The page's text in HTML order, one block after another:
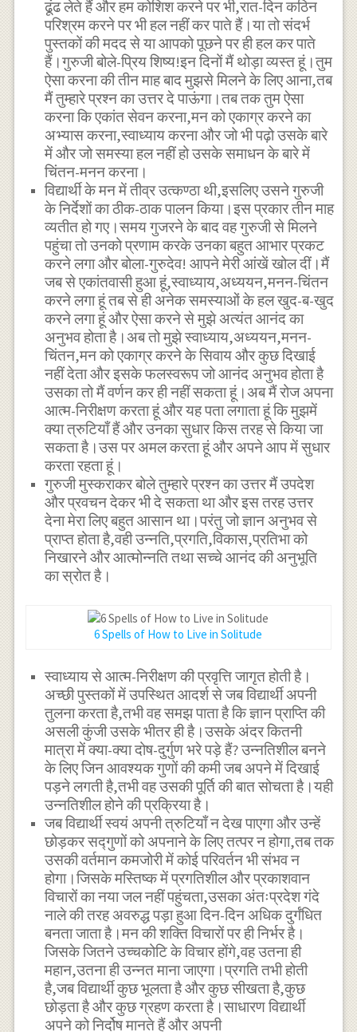
ढूंढ लेते हैं और हम कोशिश करने पर भी,रात-दिन कठिन
परिश्रम करने पर भी हल नहीं कर पाते हैं।या तो संदर्भ
पुस्तकों की मदद से या आपको पूछने पर ही हल कर पाते
हैं।गुरुजी बोले-प्रिय शिष्य!इन दिनों मैं थोड़ा व्यस्त हूं।तुम
ऐसा करना की तीन माह बाद मुझसे मिलने के लिए आना,तब
मैं तुम्हारे प्रश्न का उत्तर दे पाऊंगा।तब तक तुम ऐसा
करना कि एकांत सेवन करना,मन को एकाग्र करने का
अभ्यास करना,स्वाध्याय करना और जो भी पढ़ो उसके बारे
में और जो समस्या हल नहीं हो उसके समाधन के बारे में
चिंतन-मनन करना।
विद्यार्थी के मन में तीव्र उत्कण्ठा थी,इसलिए उसने गुरुजी
के निर्देशों का ठीक-ठाक पालन किया।इस प्रकार तीन माह
व्यतीत हो गए।समय गुजरने के बाद वह गुरुजी से मिलने
पहुंचा तो उनको प्रणाम करके उनका बहुत आभार प्रकट
करने लगा और बोला-गुरुदेव! आपने मेरी आंखें खोल दीं।मैं
जब से एकांतवासी हुआ हूं,स्वाध्याय,अध्ययन,मनन-चिंतन
करने लगा हूं तब से ही अनेक समस्याओं के हल खुद-ब-खुद
करने लगा हूं और ऐसा करने से मुझे अत्यंत आनंद का
अनुभव होता है।अब तो मुझे स्वाध्याय,अध्ययन,मनन-
चिंतन,मन को एकाग्र करने के सिवाय और कुछ दिखाई
नहीं देता और इसके फलस्वरूप जो आनंद अनुभव होता है
उसका तो मैं वर्णन कर ही नहीं सकता हूं।अब मैं रोज अपना
आत्म-निरीक्षण करता हूं और यह पता लगाता हूं कि मुझमें
क्या त्रुटियाँ हैं और उनका सुधार किस तरह से किया जा
सकता है।उस पर अमल करता हूं और अपने आप में सुधार
करता रहता हूं।
गुरुजी मुस्कराकर बोले तुम्हारे प्रश्न का उत्तर मैं उपदेश
और प्रवचन देकर भी दे सकता था और इस तरह उत्तर
देना मेरा लिए बहुत आसान था।परंतु जो ज्ञान अनुभव से
प्राप्त होता है,वही उन्नति,प्रगति,विकास,प्रतिभा को
निखारने और आत्मोन्नति तथा सच्चे आनंद की अनुभूति
का स्रोत है।
6 Spells of How to Live in Solitude
स्वाध्याय से आत्म-निरीक्षण की प्रवृत्ति जागृत होती है।
अच्छी पुस्तकों में उपस्थित आदर्श से जब विद्यार्थी अपनी
तुलना करता है,तभी वह समझ पाता है कि ज्ञान प्राप्ति की
असली कुंजी उसके भीतर ही है।उसके अंदर कितनी
मात्रा में क्या-क्या दोष-दुर्गुण भरे पड़े हैं? उन्नतिशील बनने
के लिए जिन आवश्यक गुणों की कमी जब अपने में दिखाई
पड़ने लगती है,तभी वह उसकी पूर्ति की बात सोचता है।यही
उन्नतिशील होने की प्रक्रिया है।
जब विद्यार्थी स्वयं अपनी त्रुटियाँ न देख पाएगा और उन्हें
छोड़कर सद्गुणों को अपनाने के लिए तत्पर न होगा,तब तक
उसकी वर्तमान कमजोरी में कोई परिवर्तन भी संभव न
होगा।जिसके मस्तिष्क में प्रगतिशील और प्रकाशवान
विचारों का नया जल नहीं पहुंचता,उसका अंतःप्रदेश गंदे
नाले की तरह अवरुद्ध पड़ा हुआ दिन-दिन अधिक दुर्गंधित
बनता जाता है।मन की शक्ति विचारों पर ही निर्भर है।
जिसके जितने उच्चकोटि के विचार होंगे,वह उतना ही
महान,उतना ही उन्नत माना जाएगा।प्रगति तभी होती
है,जब विद्यार्थी कुछ भूलता है और कुछ सीखता है,कुछ
छोड़ता है और कुछ ग्रहण करता है।साधारण विद्यार्थी
अपने को निर्दोष मानते हैं और अपनी